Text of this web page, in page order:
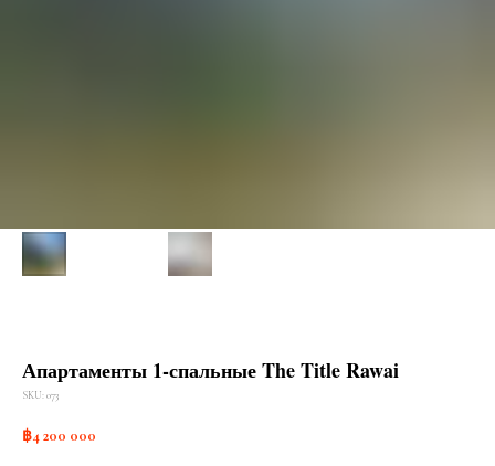
Апартаменты 1-спальные The Title Rawai
SKU:073
฿4 200 000